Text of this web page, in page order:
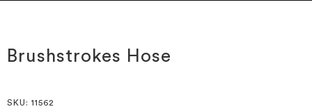
der
Bildgalerie
der
Bildgalerie
Brushstrokes Hose
SKU : 11562